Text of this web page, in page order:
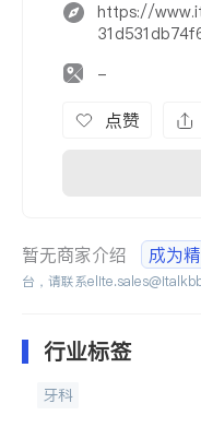
https://
-
点赞
暂无商家介绍 成为
台，请联系
行业标签
牙科